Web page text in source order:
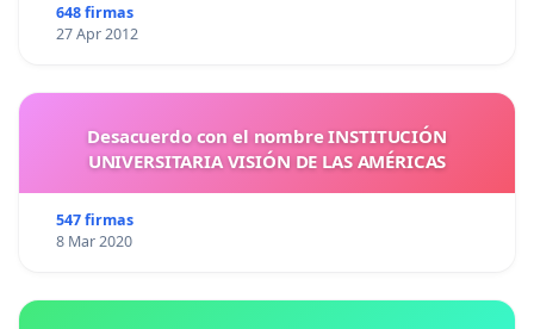
648 firmas
27 Apr 2012
Desacuerdo con el nombre INSTITUCIÓN
UNIVERSITARIA VISIÓN DE LAS AMÉRICAS
547 firmas
8 Mar 2020